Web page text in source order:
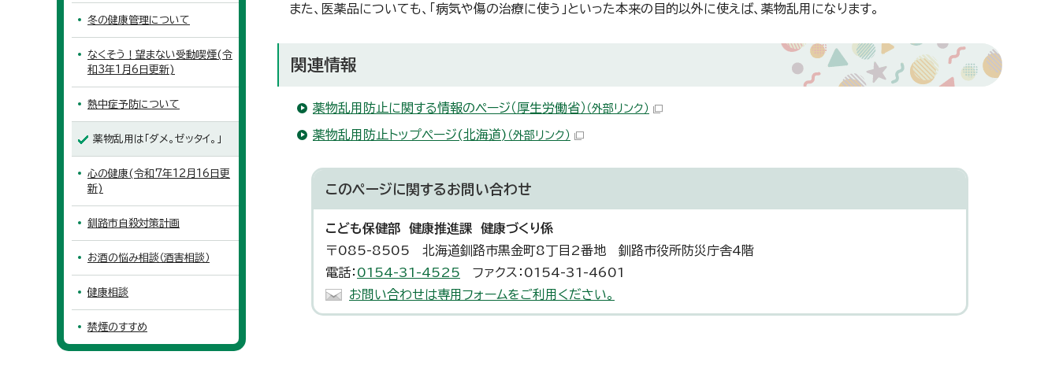
また、医薬品についても、「病気や傷の治療に使う」といった本来の目的以外に使えば、薬物乱用になります。
関連情報
薬物乱用防止に関する情報のページ（厚生労働省） （外部リンク）
薬物乱用防止トップページ(北海道) （外部リンク）
このページに関するお問い合わせ
こども保健部 健康推進課 健康づくり係
〒085-8505 北海道釧路市黒金町8丁目2番地 釧路市役所防災庁舎4階
電話： 0154-31-4525 ファクス：0154-31-4601
お問い合わせは専用フォームをご利用ください。
冬の健康管理について
なくそう！望まない受動喫煙(令
和3年1月6日更新)
熱中症予防について
薬物乱用は「ダメ。ゼッタイ。」
心の健康(令和7年12月16日更
新)
釧路市自殺対策計画
お酒の悩み相談（酒害相談）
健康相談
禁煙のすすめ